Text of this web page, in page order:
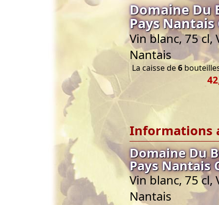
Domaine Du
Pays
Vin blanc, 75 cl,
Nantais
La caisse de6
Informations
Domaine Du
Pays Nantais
Vin blanc, 75 cl,
Nantais